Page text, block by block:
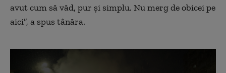
avut cum să văd, pur și simplu. Nu merg de obicei pe
aici”, a spus tânăra.